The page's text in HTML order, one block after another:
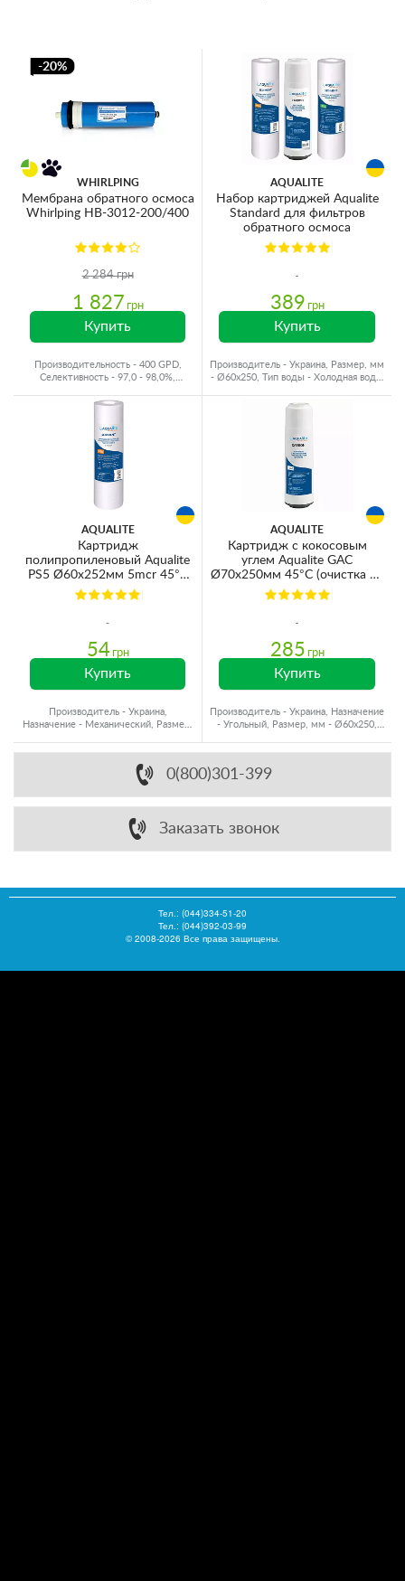
-20%
WHIRLPING
Мембрана обратного осмоса
Whirlping HB-3012-200/400
2 284 грн
1 827 грн
Купить
Производительность - 400 GPD,
Селективность - 97,0 - 98,0%,
AQUALITE
Набор картриджей Aqualite
Standard для фильтров
обратного осмоса
389 грн
Купить
Производитель - Украина, Размер, мм
- Ø60x250, Тип воды - Холодная вода,
AQUALITE
Картридж
полипропиленовый Aqualite
PS5 Ø60x252мм 5mcr 45°C
(очистка от механических
примесей)
54 грн
Купить
Производитель - Украина,
Назначение - Механический, Размер,
AQUALITE
Картридж с кокосовым
углем Aqualite GAC
Ø70x250мм 45°C (очистка от
хлора и органических
загрязнений)
285 грн
Купить
Производитель - Украина, Назначение
- Угольный, Размер, мм - Ø60x250,
0(800)301-399
Заказать звонок
Тел.: (044)334-51-20
Тел.: (044)392-03-99
© 2008-2026 Все права защищены.